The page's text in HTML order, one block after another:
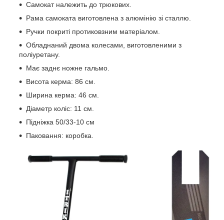
Самокат належить до трюкових.
Рама самоката виготовлена з алюмінію зі сталлю.
Ручки покриті протиковзним матеріалом.
Обладнаний двома колесами, виготовленими з
поліуретану.
Має заднє ножне гальмо.
Висота керма: 86 см.
Ширина керма: 46 см.
Діаметр коліс: 11 см.
Підніжка 50/33-10 см
Паковання: коробка.